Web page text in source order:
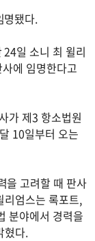
명됐다.
일 소니 최 윌리
에 임명한다고
가 제3 항소법원
10일부터 오는
을 고려할 때 판사
리엄스는 록포트,
분야에서 경력을
혔다.